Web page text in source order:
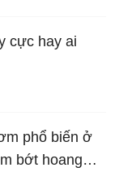
cực hay ai
phổ biến ở
bớt hoang